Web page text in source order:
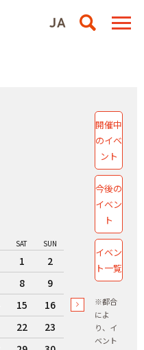
SAT SUN
1
2
8
9
15
16
22
23
開催中
のイベ
ント
今後の
イベン
ト
イベン
ト一覧
※都合
によ
り、イ
ベント